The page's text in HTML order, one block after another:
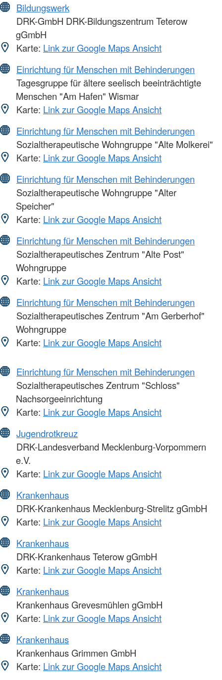
Bildungswerk
DRK-GmbH DRK-Bildungszentrum Teterow
gGmbH
Karte: Link zur Google Maps Ansicht
Einrichtung für Menschen mit Behinderungen
Tagesgruppe für ältere seelisch beeinträchtigte
Menschen "Am Hafen" Wismar
Karte: Link zur Google Maps Ansicht
Einrichtung für Menschen mit Behinderungen
Sozialtherapeutische Wohngruppe "Alte Molkerei"
Karte: Link zur Google Maps Ansicht
Einrichtung für Menschen mit Behinderungen
Sozialtherapeutische Wohngruppe "Alter
Speicher"
Karte: Link zur Google Maps Ansicht
Einrichtung für Menschen mit Behinderungen
Sozialtherapeutisches Zentrum "Alte Post"
Wohngruppe
Karte: Link zur Google Maps Ansicht
Einrichtung für Menschen mit Behinderungen
Sozialtherapeutisches Zentrum "Am Gerberhof"
Wohngruppe
Karte: Link zur Google Maps Ansicht
Einrichtung für Menschen mit Behinderungen
Sozialtherapeutisches Zentrum "Schloss"
Nachsorgeeinrichtung
Karte: Link zur Google Maps Ansicht
Jugendrotkreuz
DRK-Landesverband Mecklenburg-Vorpommern
e.V.
Karte: Link zur Google Maps Ansicht
Krankenhaus
DRK-Krankenhaus Mecklenburg-Strelitz gGmbH
Karte: Link zur Google Maps Ansicht
Krankenhaus
DRK-Krankenhaus Teterow gGmbH
Karte: Link zur Google Maps Ansicht
Krankenhaus
Krankenhaus Grevesmühlen gGmbH
Karte: Link zur Google Maps Ansicht
Krankenhaus
Krankenhaus Grimmen GmbH
Karte: Link zur Google Maps Ansicht